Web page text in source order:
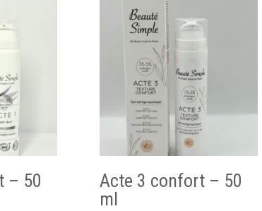
– 50
Acte 3 confort – 50
ml